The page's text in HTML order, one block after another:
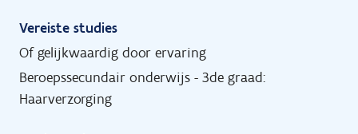
Vereiste studies
Of gelijkwaardig door ervaring
Beroepssecundair onderwijs - 3de graad:
Haarverzorging